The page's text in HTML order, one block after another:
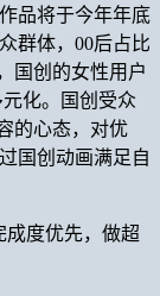
品将于今年年底
群体，00后占比
国创的女性用户
化。国创受众
的心态，对优
国创动画满足自
度优先，做超